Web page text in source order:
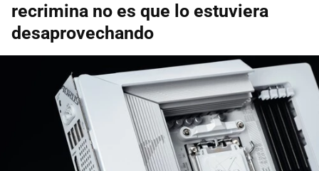
recrimina no es que lo estuviera
desaprovechando